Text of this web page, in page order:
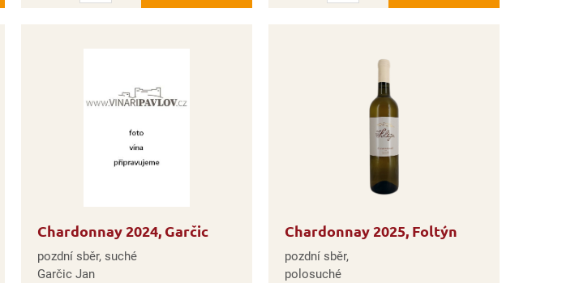
Chardonnay 2024, Garčic
pozdní sběr, suché
Garčic Jan
Chardonnay 2025, Foltýn
pozdní sběr,
polosuché